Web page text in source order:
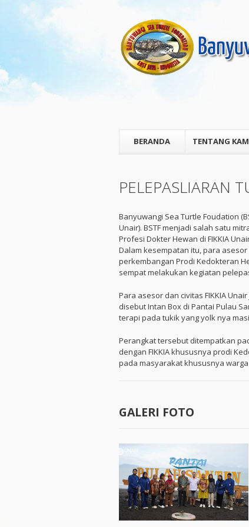
BERANDA TENTANG
PELEPASLIARAN
Banyuwangi Sea Turtle Foudation
Unair). BSTF menjadi salah satu
Profesi Dokter Hewan di FIKKIA
Dalam kesempatan itu, para
perkembangan Prodi Kedokteran
sempat melakukan kegiatan
Para asesor dan civitas FIKKIA
disebut Intan Box di Pantai Pulau
terapi pada tukik yang yolk nya
Perangkat tersebut ditempatkan
dengan FIKKIA khususnya prodi
pada masyarakat khususnya
GALERI FOTO